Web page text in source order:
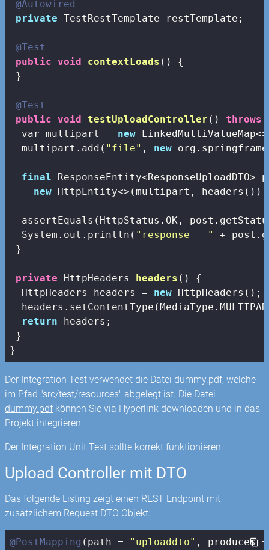
@Autowired
private TestRestTemplate restTemplate;
@Test
public void contextLoads ()
{
}
@Test
public void testUploadController () throws
  var multipart =
new
  multipart.add(
"file" , new
final
new HttpEntity<>(multipart, headers()),
assertEquals(HttpStatus.OK,
  System.out.println(
"response = "
+
}
private HttpHeaders headers ()
{
  HttpHeaders headers =
new HttpHeaders();
return headers;
}
}
Der Integration Test verwendet die Datei dummy.pdf, welche
im Pfad "src/test/resources" abgelegt ist. Die Datei
dummy.pdfkönnen Sie via Hyperlink downloaden und in das
Projekt integrieren.
Der Integration Unit Test sollte korrekt funktionieren.
Upload Controller mit DTO
Das folgende Listing zeigt einen REST Endpoint mit
zusätzlichem Request DTO Objekt:
@PostMapping (path = "uploaddto"